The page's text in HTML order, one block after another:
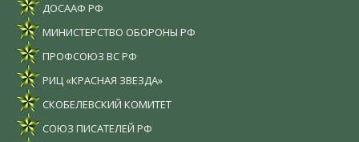
ДОСААФ РФ
МИНИСТЕРСТВО ОБОРОНЫ РФ
ПРОФСОЮЗ ВС РФ
РИЦ «КРАСНАЯ ЗВЕЗДА»
СКОБЕЛЕВСКИЙ КОМИТЕТ
СОЮЗ ПИСАТЕЛЕЙ РФ